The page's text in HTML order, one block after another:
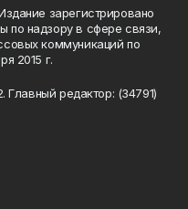
зарегистрировано
по надзору в сфере связи,
коммуникаций по
2015 г.
Главный редактор: (34791)